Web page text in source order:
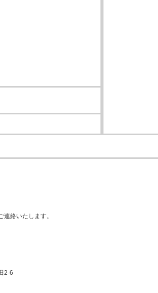
絡いたします。
2-6